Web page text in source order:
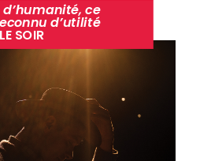
ce
d’utilité
LE SOIR